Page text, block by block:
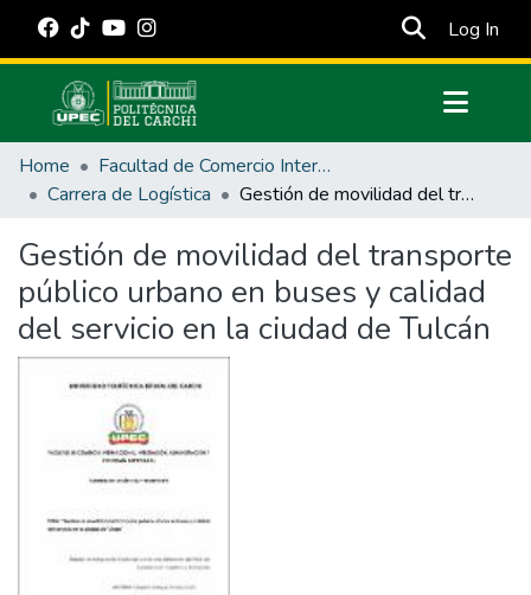
Log In
Communities & Collections
All of DSpace
Estadísticas Externas
Manuales
Home
Facultad de Comercio Internacional, Integración, Administración y Economía Empresarial
Carrera de Logística
Gestión de movilidad del transporte público urbano en buses y calidad del servicio en la ciudad de Tulcán
Gestión de movilidad del transporte
público urbano en buses y calidad
del servicio en la ciudad de Tulcán